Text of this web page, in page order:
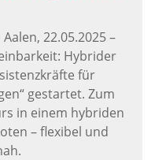
Aalen, 22.05.2025–
Hybrider
für
gestartet. Zum
in einem hybriden
– flexibel und